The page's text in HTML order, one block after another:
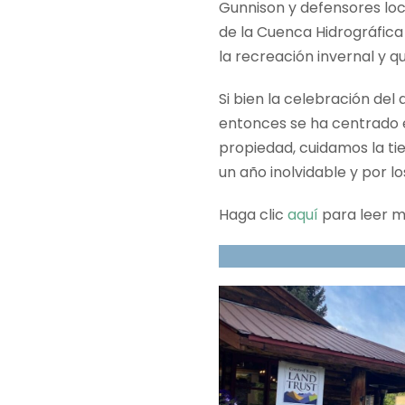
Gunnison y defensores
de la Cuenca
la recreación invernal y
Si bien la celebración del
entonces se ha centrado
propiedad, cuidamos la
un año inolvidable y por
Haga clic aquí para leer